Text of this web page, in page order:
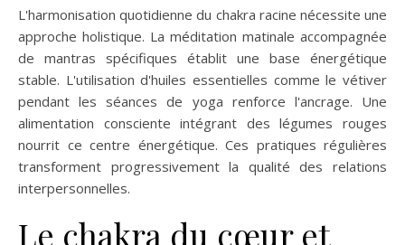
L'harmonisation quotidienne du chakra racine nécessite une
approche holistique. La méditation matinale accompagnée
de mantras spécifiques établit une base énergétique
stable. L'utilisation d'huiles essentielles comme le vétiver
pendant les séances de yoga renforce l'ancrage. Une
alimentation consciente intégrant des légumes rouges
nourrit ce centre énergétique. Ces pratiques régulières
transforment progressivement la qualité des relations
interpersonnelles.
Le chakra du cœur et